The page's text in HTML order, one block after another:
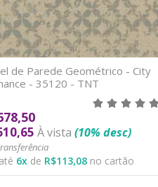
de Parede Geométrico - City
- 35120 - TNT
À vista (10% desc)
6x de R$113,08 no cartão